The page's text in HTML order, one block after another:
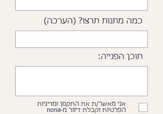
כמה מתנות תרצו? (הערכה)
תוכן הפנייה:
אני מאשר/ת את התקנון ומדיניות
הפרטיות וקבלת דיוור מ-nona